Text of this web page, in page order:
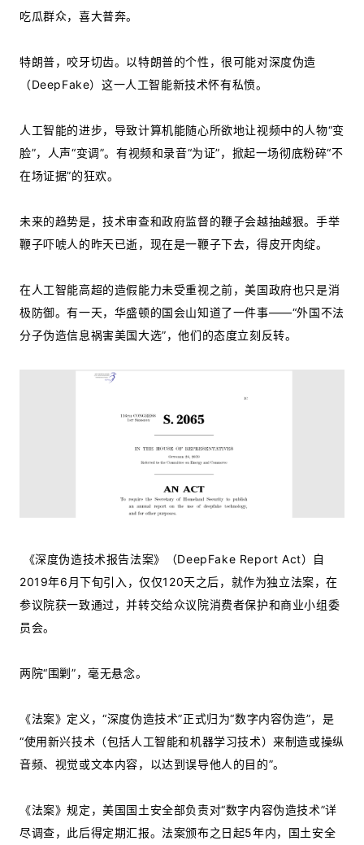
吃瓜群众，喜大普奔。
特朗普，咬牙切齿。以特朗普的个性，很可能对深度伪造
（DeepFake）这一人工智能新技术怀有私愤。
人工智能的进步，导致计算机能随心所欲地让视频中的人物“变
脸”，人声“变调”。有视频和录音“为证”，掀起一场彻底粉碎“不
在场证据”的狂欢。
未来的趋势是，技术审查和政府监督的鞭子会越抽越狠。手举
鞭子吓唬人的昨天已逝，现在是一鞭子下去，得皮开肉绽。
在人工智能高超的造假能力未受重视之前，美国政府也只是消
极防御。有一天，华盛顿的国会山知道了一件事——“外国不法
分子伪造信息祸害美国大选”，他们的态度立刻反转。
《深度伪造技术报告法案》（DeepFake Report Act）自
2019年6月下旬引入，仅仅120天之后，就作为独立法案，在
参议院获一致通过，并转交给众议院消费者保护和商业小组委
员会。
两院“围剿”，毫无悬念。
《法案》定义，“深度伪造技术”正式归为“数字内容伪造”，是
“使用新兴技术（包括人工智能和机器学习技术）来制造或操纵
音频、视觉或文本内容，以达到误导他人的目的”。
《法案》规定，美国国土安全部负责对“数字内容伪造技术”详
尽调查，此后得定期汇报。法案颁布之日起5年内，国土安全